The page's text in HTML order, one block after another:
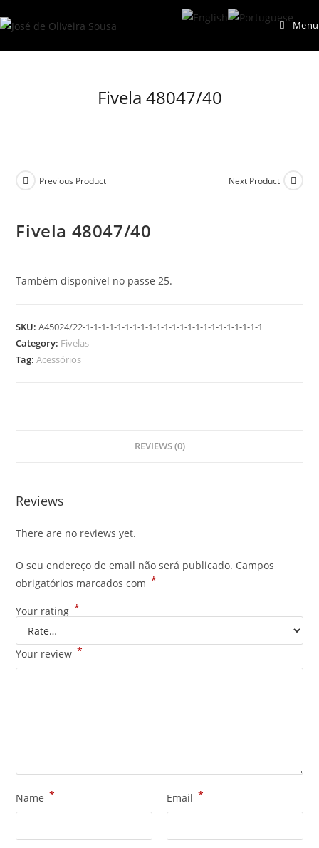
to
Menu
Fivela 48047/40
Previous Product Next Product
Fivela 48047/40
Também disponível no passe 25.
SKU:A45024/22-1-1-1-1-1-1-1-1-1-1-1-1-1-1-1-1-1-1-1-1-1-1-1
Category: Fivelas
Tag:Acessórios
REVIEWS (0)
Reviews
There are no reviews yet.
O seu endereço de email não será publicado. Campos
obrigatórios marcados com *
Your rating *
Your review *
Name * Email *